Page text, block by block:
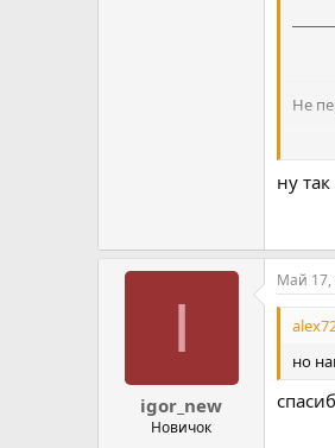
Не
То
ну
I
igor_new
Новичок
Май 17,
но